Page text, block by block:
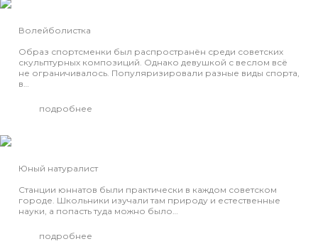
Волейболистка
Образ спортсменки был распространён среди советских
скульптурных композиций. Однако девушкой с веслом всё
не ограничивалось. Популяризировали разные виды спорта,
в…
подробнее
Юный натуралист
Станции юннатов были практически в каждом советском
городе. Школьники изучали там природу и естественные
науки, а попасть туда можно было…
подробнее